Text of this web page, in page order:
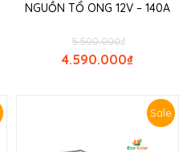
NGUỒN TỔ ONG 12V – 140A
₫
5.500.000
₫
4.590.000
Sale